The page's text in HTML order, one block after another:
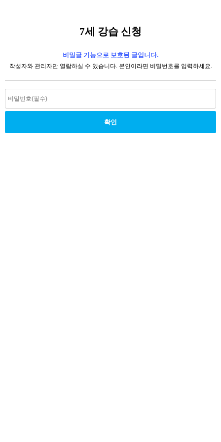
7세 강습 신청
비밀글 기능으로 보호된 글입니다.
작성자와 관리자만 열람하실 수 있습니다. 본인이라면 비밀번호를 입력하세요.